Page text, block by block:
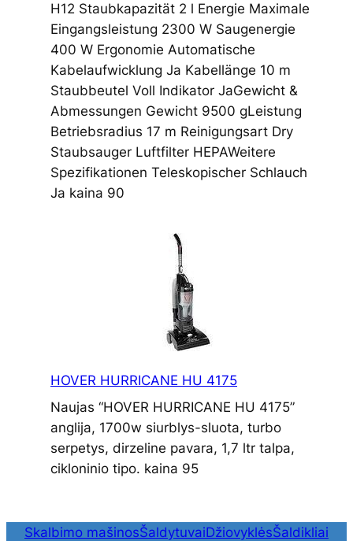
H12 Staubkapazität 2 l Energie Maximale
Eingangsleistung 2300 W Saugenergie
400 W Ergonomie Automatische
Kabelaufwicklung Ja Kabellänge 10 m
Staubbeutel Voll Indikator JaGewicht &
Abmessungen Gewicht 9500 gLeistung
Betriebsradius 17 m Reinigungsart Dry
Staubsauger Luftfilter HEPAWeitere
Spezifikationen Teleskopischer Schlauch
Ja kaina 90
HOVER HURRICANE HU 4175
Naujas “HOVER HURRICANE HU 4175”
anglija, 1700w siurblys-sluota, turbo
serpetys, dirzeline pavara, 1,7 ltr talpa,
cikloninio tipo. kaina 95
Skalbimo mašinosŠaldytuvaiDžiovyklėsŠaldikliai